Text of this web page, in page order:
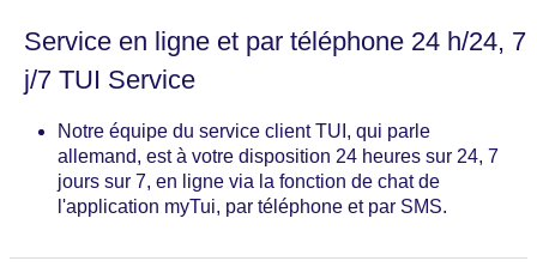
Service en ligne et par téléphone 24 h/24, 7
j/7 TUI Service
Notre équipe du service client TUI, qui parle
allemand, est à votre disposition 24 heures sur 24, 7
jours sur 7, en ligne via la fonction de chat de
l'application myTui, par téléphone et par SMS.